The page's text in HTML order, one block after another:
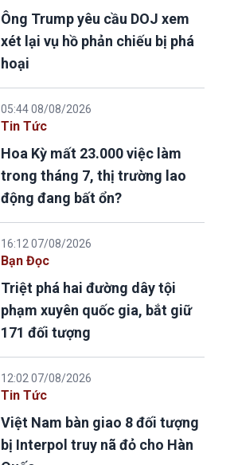
Ông Trump yêu cầu DOJ xem
xét lại vụ hồ phản chiếu bị phá
hoại
05:44 08/08/2026
Tin Tức
Hoa Kỳ mất 23.000 việc làm
trong tháng 7, thị trường lao
động đang bất ổn?
16:12 07/08/2026
Bạn Đọc
Triệt phá hai đường dây tội
phạm xuyên quốc gia, bắt giữ
171 đối tượng
12:02 07/08/2026
Tin Tức
Việt Nam bàn giao 8 đối tượng
bị Interpol truy nã đỏ cho Hàn